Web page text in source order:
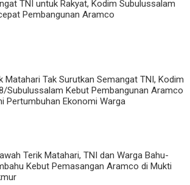
TNI untuk Rakyat, Kodim Subulussalam
Pembangunan Aramco
Matahari Tak Surutkan Semangat TNI, Kodim
Subulussalam Kebut Pembangunan Aramco
Pertumbuhan Ekonomi Warga
Terik Matahari, TNI dan Warga Bahu-
Kebut Pemasangan Aramco di Mukti